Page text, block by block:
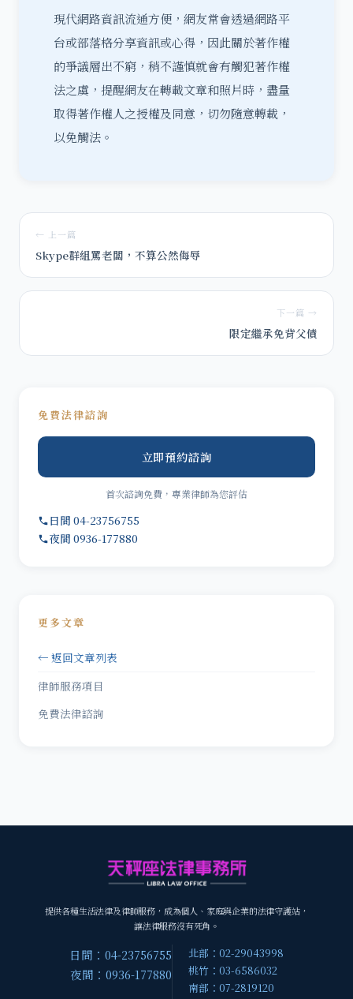
現代網路資訊流通方便，網友常會透過網路平
台或部落格分享資訊或心得，因此關於著作權
的爭議層出不窮，稍不謹慎就會有觸犯著作權
法之虞，提醒網友在轉載文章和照片時，盡量
取得著作權人之授權及同意，切勿隨意轉載，
以免觸法。
← 上一篇
Skype群組罵老闆，不算公然侮辱
下一篇 →
限定繼承免背父債
免費法律諮詢
立即預約諮詢
首次諮詢免費，專業律師為您評估
日間 04-23756755
夜間 0936-177880
更多文章
← 返回文章列表
律師服務項目
免費法律諮詢
提供各種生活法律及律師服務，成為個人、家庭與企業的法律守護站，
讓法律服務沒有死角。
日間：04-23756755
夜間：0936-177880
北部：02-29043998
桃竹：03-6586032
南部：07-2819120